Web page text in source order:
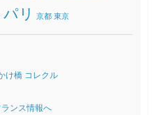
パリ 京都 東京